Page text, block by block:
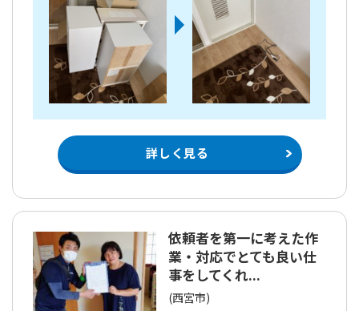
詳しく見る
依頼者を第一に考えた作
業・対応でとても良い仕
事をしてくれ...
(西宮市)